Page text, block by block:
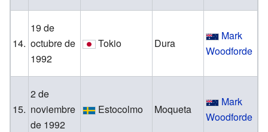
14.
19 de
octubre de
1992
Tokio Dura
Mark
Woodforde
15.
2 de
noviembre
de 1992
Estocolmo Moqueta
Mark
Woodforde